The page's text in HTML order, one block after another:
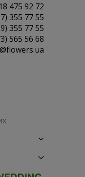
475 92 72
355 77 55
355 77 55
565 56 68